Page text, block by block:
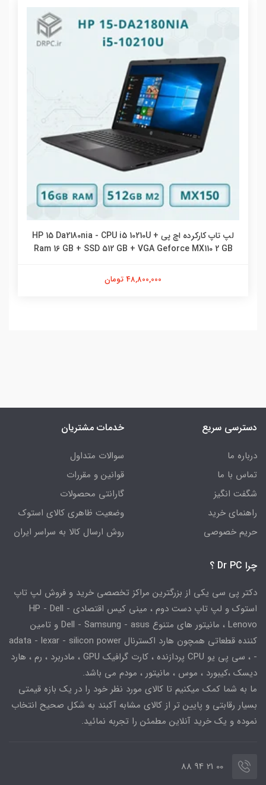
لپ تاپ کارکرده اچ پی HP 15 Da2180nia - CPU i5 10210U +
Ram 16 GB + SSD 512 GB + VGA Geforce MX110 2 GB
48,800,000 تومان
دسترسی سریع
درباره ما
تماس با ما
شگفت انگیز
راهنمای خرید
حریم خصوصی
خدمات مشتریان
سوالات متداول
قوانین و مقررات
گارانتی محصولات
وضعیت ظاهری کالای استوک
روش ارسال کالا به سراسر ایران
چرا Dr PC ؟
دکتر پی سی یکی از بزرگترین مراکز تخصصی خرید و فروش لپ تاپ
استوک و لپ تاپ دست دوم ، مینی کیس اقتصادی HP - Dell -
Lenovo ، مانیتور های متنوع Dell - Samsung - asus و تامین
کننده قطعاتی همچون هارد اکسترنال adata - lexar - silicon power
- ، سی پی یو CPU پردازنده ، کارت گرافیک GPU ، مادربرد ، رم ، هارد
دیسک ،کیبورد ، موس ، مانیتور ، مودم می باشد.
ما به شما کمک میکنیم تا کالای مورد نظر خود را در یک بازه قیمتی
بسیار رقابتی و پایین تر از کالای مشابه آکبند به شکل صحیح انتخاب
نموده و یک خرید آنلاین مطمئن را تجربه نمائید.
00 21 94 88